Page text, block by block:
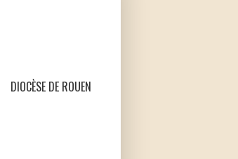
DIOCÈSE DE ROUEN